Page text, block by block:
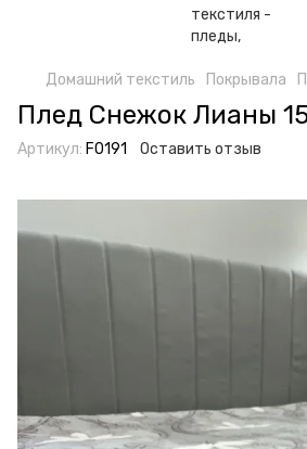
Домашний текстиль Покрывала
Плед Снежок Лианы
Артикул: F0191 Оставить отзыв